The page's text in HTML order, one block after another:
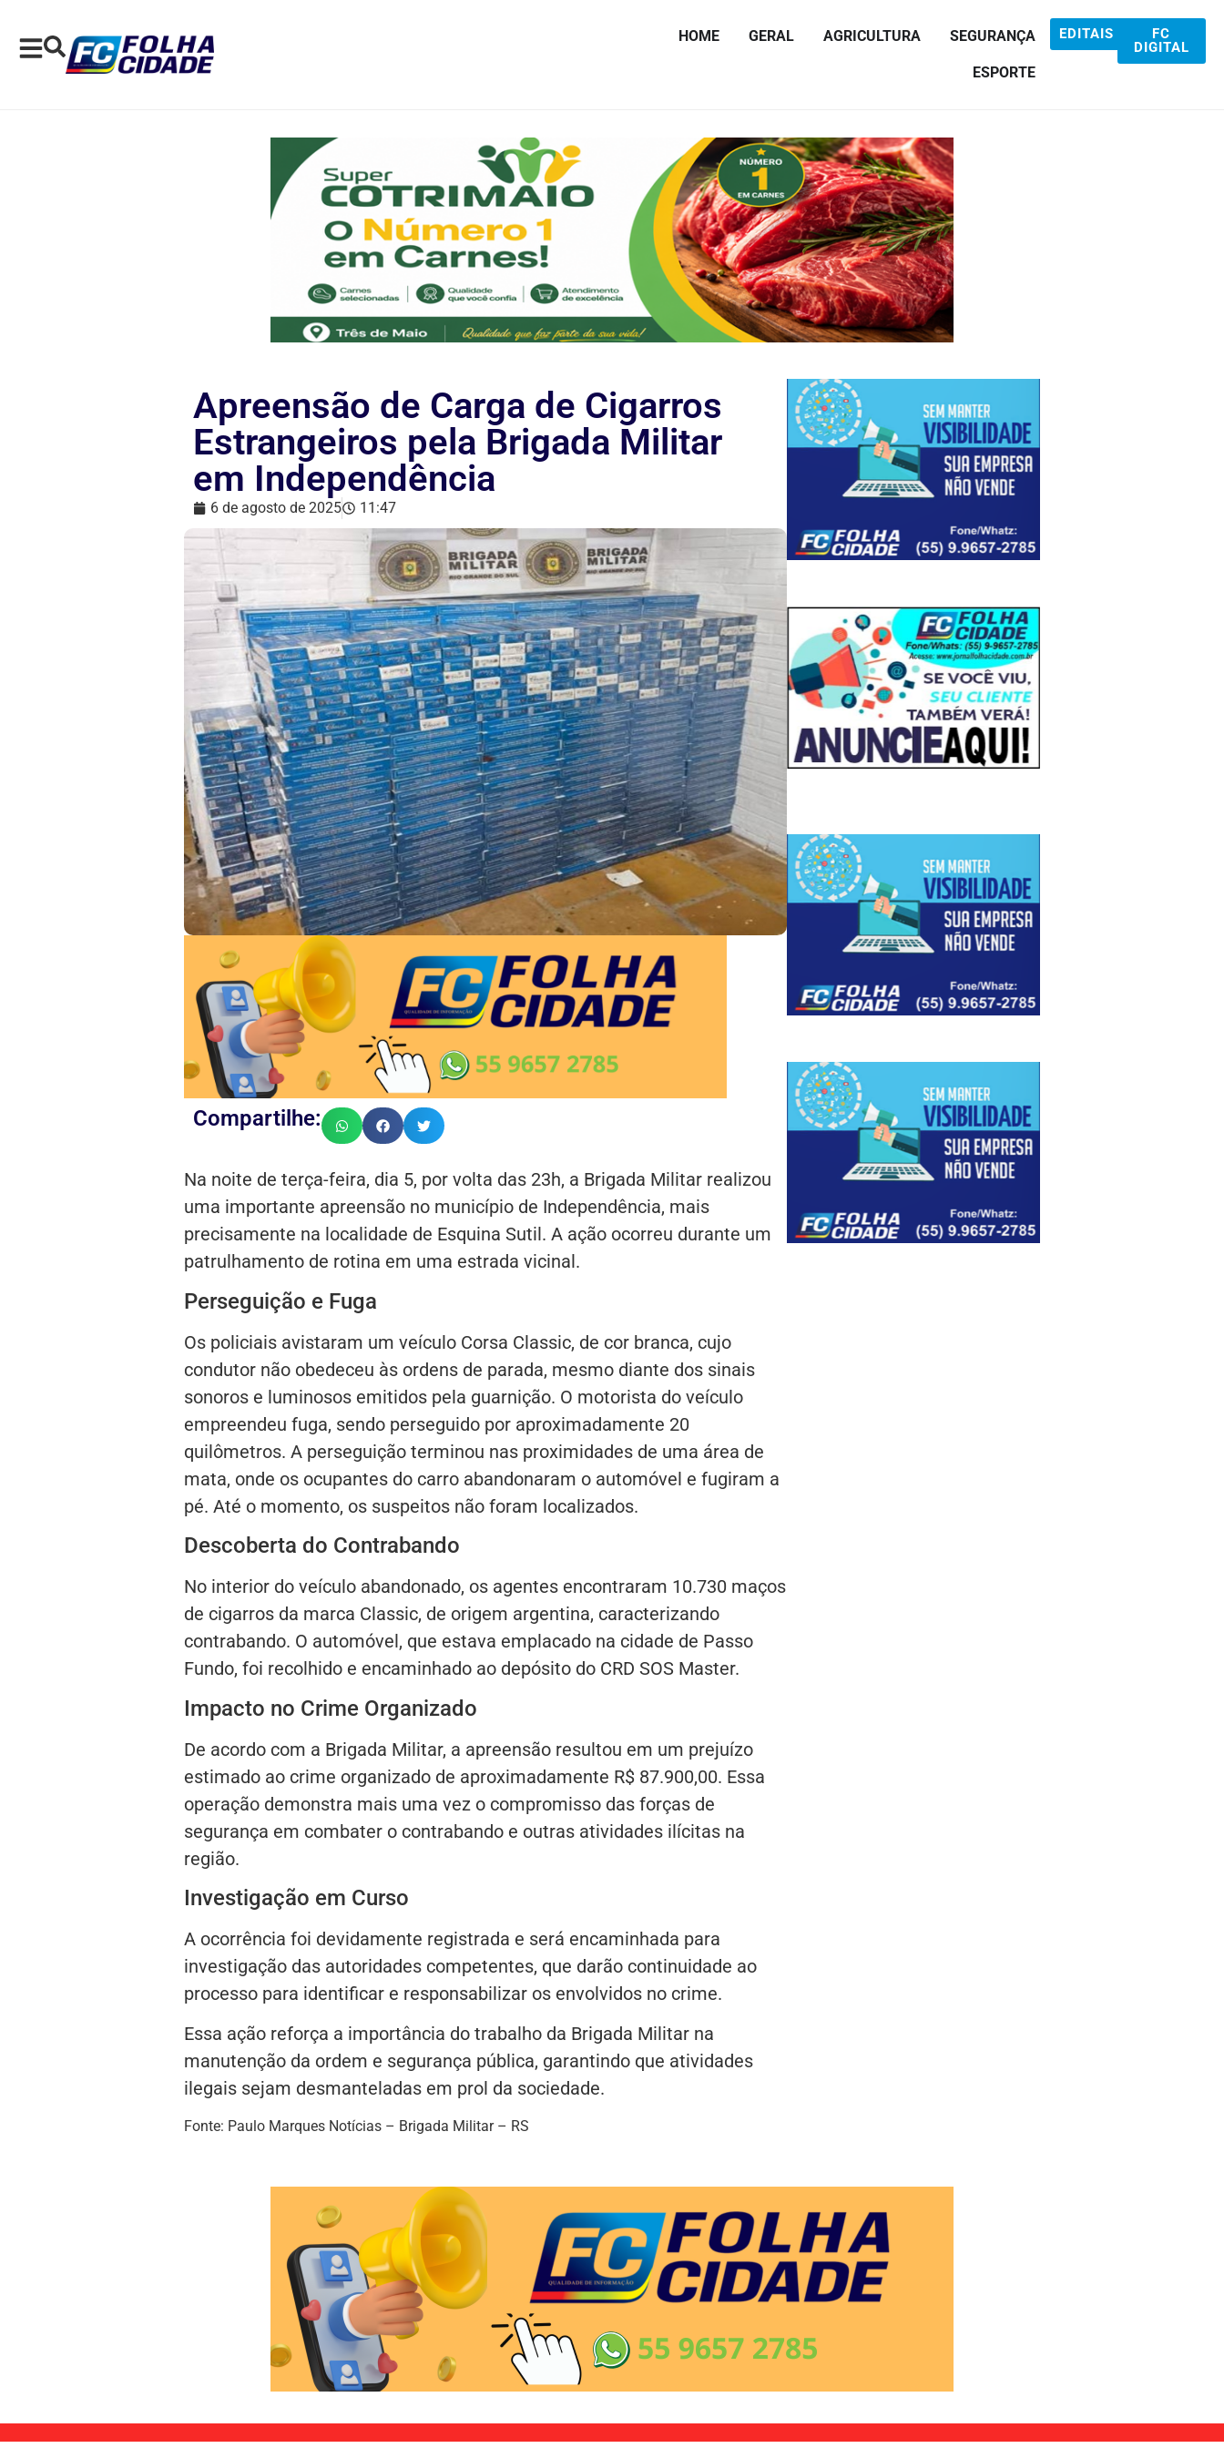
HOME GERAL AGRICULTURA SEGURANÇA
ESPORTE
EDITAIS
FC
DIGITAL
Apreensão de Carga de Cigarros
Estrangeiros pela Brigada Militar
em Independência
6 de agosto de 2025 11:47
Compartilhe:
Na noite de terça-feira, dia 5, por volta das 23h, a Brigada Militar realizou
uma importante apreensão no município de Independência, mais
precisamente na localidade de Esquina Sutil. A ação ocorreu durante um
patrulhamento de rotina em uma estrada vicinal.
Perseguição e Fuga
Os policiais avistaram um veículo Corsa Classic, de cor branca, cujo
condutor não obedeceu às ordens de parada, mesmo diante dos sinais
sonoros e luminosos emitidos pela guarnição. O motorista do veículo
empreendeu fuga, sendo perseguido por aproximadamente 20
quilômetros. A perseguição terminou nas proximidades de uma área de
mata, onde os ocupantes do carro abandonaram o automóvel e fugiram a
pé. Até o momento, os suspeitos não foram localizados.
Descoberta do Contrabando
No interior do veículo abandonado, os agentes encontraram 10.730 maços
de cigarros da marca Classic, de origem argentina, caracterizando
contrabando. O automóvel, que estava emplacado na cidade de Passo
Fundo, foi recolhido e encaminhado ao depósito do CRD SOS Master.
Impacto no Crime Organizado
De acordo com a Brigada Militar, a apreensão resultou em um prejuízo
estimado ao crime organizado de aproximadamente R$ 87.900,00. Essa
operação demonstra mais uma vez o compromisso das forças de
segurança em combater o contrabando e outras atividades ilícitas na
região.
Investigação em Curso
A ocorrência foi devidamente registrada e será encaminhada para
investigação das autoridades competentes, que darão continuidade ao
processo para identificar e responsabilizar os envolvidos no crime.
Essa ação reforça a importância do trabalho da Brigada Militar na
manutenção da ordem e segurança pública, garantindo que atividades
ilegais sejam desmanteladas em prol da sociedade.
Fonte: Paulo Marques Notícias – Brigada Militar – RS